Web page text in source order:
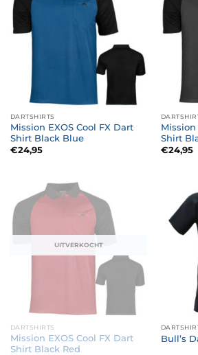
DARTSHIRTS
Mission EXOS Cool FX Dart
Shirt Black Blue
€24,95
Mission
Shirt
€24,95
UITVERKOCHT
DARTSHIRTS
Mission EXOS Cool FX Dart
Shirt Black Red
Bull’s